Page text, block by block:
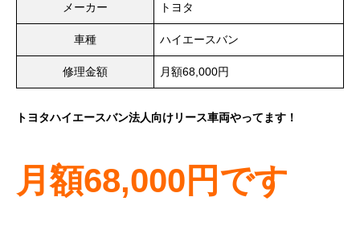
メーカー トヨタ
車種 ハイエースバン
修理金額 月額68,000円
トヨタハイエースバン法人向けリース車両やってます！
月額68,000円です